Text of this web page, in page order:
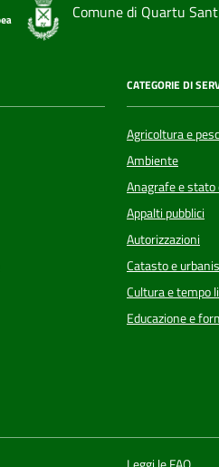
Comune di Quartu
CATEGORIE DI
Agricoltura e
Ambiente
Anagrafe e stato
Appalti pubblici
Autorizzazioni
Catasto e
Cultura e tempo
Educazione e